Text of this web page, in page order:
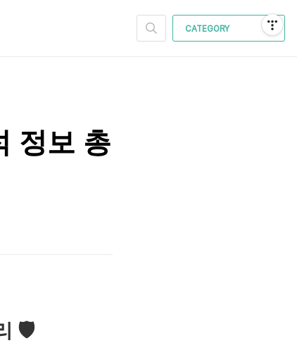
CATEGORY
정보 총
🛡️